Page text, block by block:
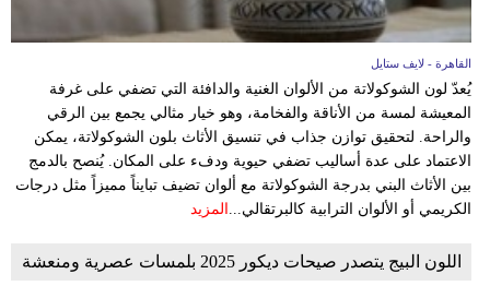
القاهرة - لايف ستايل
يُعدّ لون الشوكولاتة من الألوان الغنية والدافئة التي تضفي على غرفة
المعيشة لمسة من الأناقة والفخامة، وهو خيار مثالي يجمع بين الرقي
والراحة. لتحقيق توازن جذاب في تنسيق الأثاث بلون الشوكولاتة، يمكن
الاعتماد على عدة أساليب تضفي حيوية ودفء على المكان. يُنصح بالدمج
بين الأثاث البني بدرجة الشوكولاتة مع ألوان تضيف تبايناً مميزاً مثل درجات
الكريمي أو الألوان الترابية كالبرتقالي...
المزيد
اللون البيج يتصدر صيحات ديكور 2025 بلمسات عصرية ومنعشة